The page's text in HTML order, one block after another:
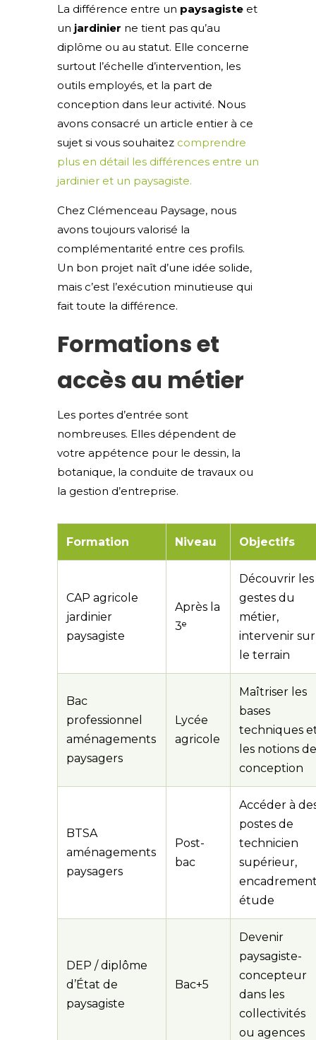
La différence entre un paysagisteet
un jardinier ne tient pas qu’au
diplôme ou au statut. Elle concerne
surtout l’échelle d’intervention, les
outils employés, et la part de
conception dans leur activité. Nous
avons consacré un article entier à ce
sujet si vous souhaitez comprendre
plus en détail les différences entre un
jardinier et un paysagiste.
Chez Clémenceau Paysage, nous
avons toujours valorisé la
complémentarité entre ces profils.
Un bon projet naît d’une idée solide,
mais c’est l’exécution minutieuse qui
fait toute la différence.
Formations et
accès au métier
Les portes d’entrée sont
nombreuses. Elles dépendent de
votre appétence pour le dessin, la
botanique, la conduite de travaux ou
la gestion d’entreprise.
Formation Niveau Objectifs
CAP agricole
jardinier
paysagiste
Après la
3ᵉ
Découvrir les
gestes du
métier,
intervenir sur
le terrain
Bac
professionnel
aménagements
paysagers
Lycée
agricole
Maîtriser les
bases
techniques
les notions
conception
BTSA
aménagements
paysagers
Post-
bac
Accéder à
postes de
technicien
supérieur,
étude
DEP / diplôme
d’État de
paysagiste
Bac+5
Devenir
paysagiste-
concepteur
dans les
collectivités
ou agences